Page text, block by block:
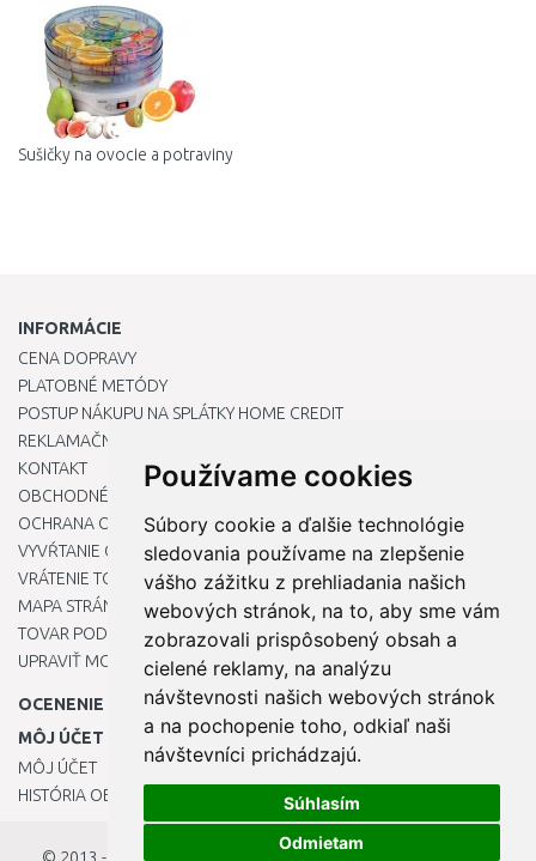
Používame cookies
Súbory cookie a ďalšie technológie
sledovania používame na zlepšenie
vášho zážitku z prehliadania našich
webových stránok, na to, aby sme vám
zobrazovali prispôsobený obsah a
cielené reklamy, na analýzu
návštevnosti našich webových stránok
a na pochopenie toho, odkiaľ naši
návštevníci prichádzajú.
Súhlasím
Odmietam
Porovnať
Sušičky na ovocie a potraviny
INFORMÁCIE
CENA DOPRAVY
PLATOBNÉ METÓDY
POSTUP NÁKUPU NA SPLÁTKY HOME CREDIT
REKLAMAČNÝ PORIADOK
KONTAKT
OBCHODNÉ PODMIENKY
OCHRANA OSOBNÝCH ÚDAJOV
VYVŔTANIE OTVORU DO DREZU PRE KUCHYNSKÚ BATÉRIU
VRÁTENIE TOVARU / REKLAMÁCIE
MAPA STRÁNOK
TOVAR PODĽA ZNAČIEK
UPRAVIŤ MOJE PREDVOĽBY COOKIES
OCENENIE
MÔJ ÚČET
MÔJ ÚČET
HISTÓRIA OBJEDNÁVOK